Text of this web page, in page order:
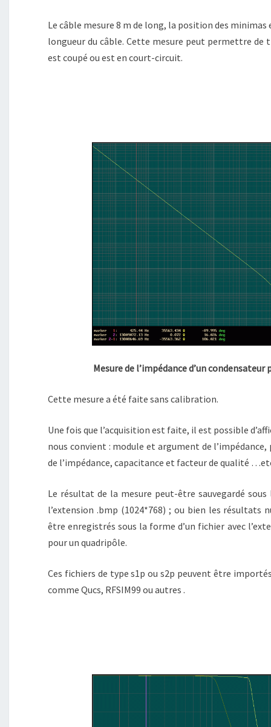
Le câble mesure 8 m de long, la position des
longueur du câble. Cette mesure peut permettre de
est coupé ou est en court-circuit.
Mesure de l’impédance d’un condensateur
Cette mesure a été faite sans calibration.
Une fois que l’acquisition est faite, il est possible
nous convient : module et argument de
de l’impédance, capacitance et facteur de qualité
Le résultat de la mesure peut-être sauvegardé
l’extension .bmp (1024*768) ; ou bien les résultats
être enregistrés sous la forme d’un fichier avec
pour un quadripôle.
Ces fichiers de type s1p ou s2p peuvent être
comme Qucs, RFSIM99 ou autres .